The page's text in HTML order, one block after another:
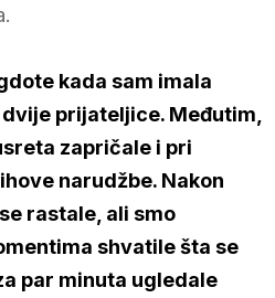
kada sam imala
prijateljice. Međutim,
zapričale i pri
narudžbe. Nakon
rastale, ali smo
shvatile šta se
par minuta ugledale